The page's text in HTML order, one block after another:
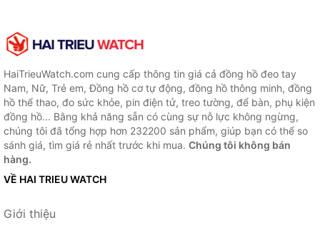
HaiTrieuWatch.com cung cấp thông tin giá cả đồng hồ đeo tay
Nam, Nữ, Trẻ em, Đồng hồ cơ tự động, đồng hồ thông minh, đồng
hồ thể thao, đo sức khỏe, pin điện tử, treo tường, để bàn, phụ kiện
đồng hồ... Bằng khả năng sẵn có cùng sự nỗ lực không ngừng,
chúng tôi đã tổng hợp hơn 232200 sản phẩm, giúp bạn có thể so
sánh giá, tìm giá rẻ nhất trước khi mua. Chúng tôi không bán
hàng.
VỀ HAI TRIEU WATCH
Giới thiệu